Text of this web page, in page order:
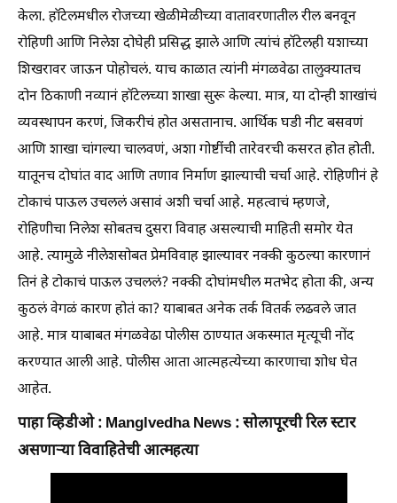
केला. हॉटेलमधील रोजच्या खेळीमेळीच्या वातावरणातील रील बनवून
रोहिणी आणि निलेश दोघेही प्रसिद्ध झाले आणि त्यांचं हॉटेलही यशाच्या
शिखरावर जाऊन पोहोचलं. याच काळात त्यांनी मंगळवेढा तालुक्यातच
दोन ठिकाणी नव्यानं हॉटेलच्या शाखा सुरू केल्या. मात्र, या दोन्ही शाखांचं
व्यवस्थापन करणं, जिकरीचं होत असतानाच. आर्थिक घडी नीट बसवणं
आणि शाखा चांगल्या चालवणं, अशा गोष्टींची तारेवरची कसरत होत होती.
यातूनच दोघांत वाद आणि तणाव निर्माण झाल्याची चर्चा आहे. रोहिणीनं हे
टोकाचं पाऊल उचललं असावं अशी चर्चा आहे. महत्वाचं म्हणजे,
रोहिणीचा निलेश सोबतच दुसरा विवाह असल्याची माहिती समोर येत
आहे. त्यामुळे नीलेशसोबत प्रेमविवाह झाल्यावर नक्की कुठल्या कारणानं
तिनं हे टोकाचं पाऊल उचललं? नक्की दोघांमधील मतभेद होता की, अन्य
कुठलं वेगळं कारण होतं का? याबाबत अनेक तर्क वितर्क लढवले जात
आहे. मात्र याबाबत मंगळवेढा पोलीस ठाण्यात अकस्मात मृत्यूची नोंद
करण्यात आली आहे. पोलीस आता आत्महत्येच्या कारणाचा शोध घेत
आहेत.
पाहा व्हिडीओ : Manglvedha News : सोलापूरची रिल स्टार
असणाऱ्या विवाहितेची आत्महत्या